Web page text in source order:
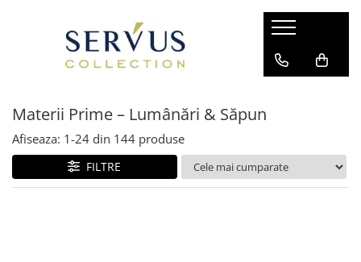
Materii Prime – Lumânări & Săpun
Afiseaza: 1-24 din 144 produse
FILTRE